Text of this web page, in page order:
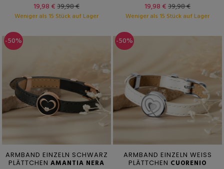
19,98 €39,98 €
Weniger als 15 Stück auf Lager
19,98 €39,98 €
Weniger als 15 Stück auf Lager
-50%
ARMBAND EINZELN SCHWARZ
PLÄTTCHEN AMANTIA NERA
-50%
ARMBAND EINZELN WEISS
PLÄTTCHEN CUORENIO